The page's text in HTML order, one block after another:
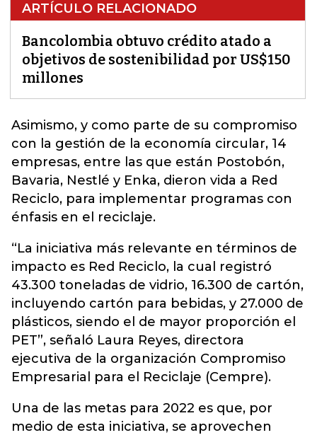
ARTÍCULO RELACIONADO
Bancolombia obtuvo crédito atado a
objetivos de sostenibilidad por US$150
millones
Asimismo, y como parte de su compromiso
con la gestión de la economía circular, 14
empresas, entre las que están Postobón,
Bavaria, Nestlé y Enka, dieron vida a Red
Reciclo, para implementar programas con
énfasis en el reciclaje.
“La iniciativa más relevante en términos de
impacto es Red Reciclo, la cual registró
43.300 toneladas de vidrio, 16.300 de cartón,
incluyendo cartón para bebidas, y 27.000 de
plásticos, siendo el de mayor proporción el
PET”, señaló Laura Reyes, directora
ejecutiva de la organización Compromiso
Empresarial para el Reciclaje (Cempre).
Una de las metas para 2022 es que, por
medio de esta iniciativa, se aprovechen